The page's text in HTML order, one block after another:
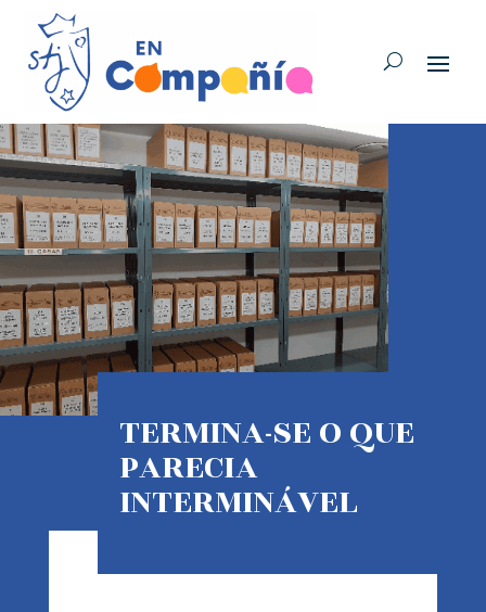
TERMINA-SE O QUE
PARECIA
INTERMINÁVEL